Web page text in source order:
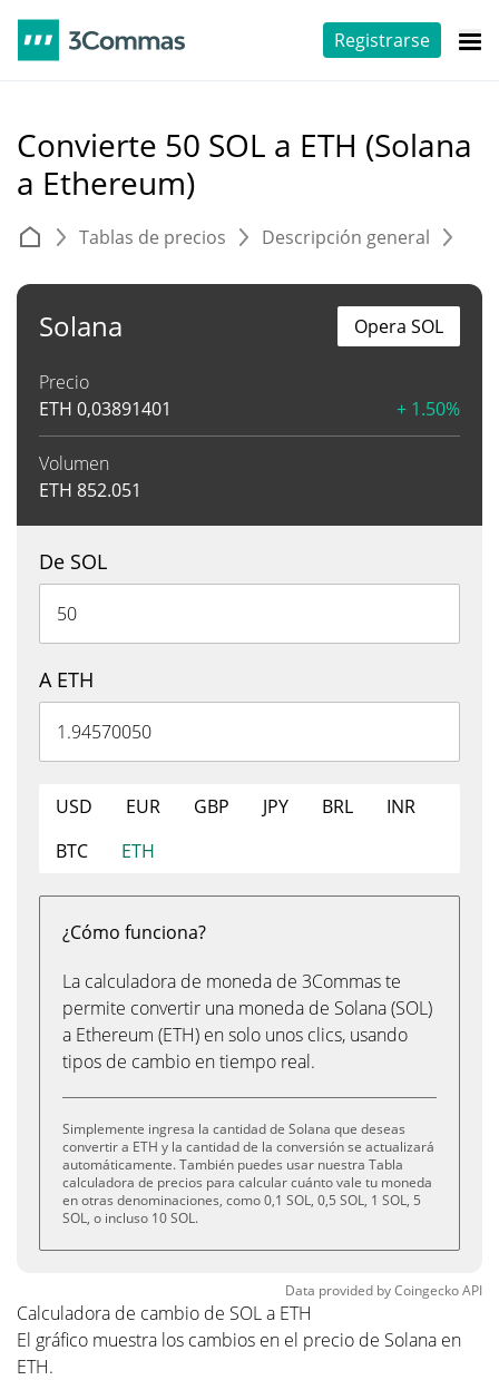
Registrarse
Convierte 50 SOL a ETH (Solana
a Ethereum)
Tablas de precios Descripción general
Solana
Precio
ETH 0,03891401 + 1.50%
Volumen
ETH 852.051
Opera SOL
De SOL
A ETH
USD EUR GBP JPY BRL
INR
BTC
ETH
¿Cómo funciona?
La calculadora de moneda de 3Commas te
permite convertir una moneda de Solana (SOL)
a Ethereum (ETH) en solo unos clics, usando
tipos de cambio en tiempo real.
Simplemente ingresa la cantidad de Solana que deseas
convertir a ETH y la cantidad de la conversión se actualizará
automáticamente. También puedes usar nuestra Tabla
calculadora de precios para calcular cuánto vale tu moneda
en otras denominaciones, como 0,1 SOL, 0,5 SOL, 1 SOL, 5
SOL, o incluso 10 SOL.
Data provided byCoingeckoAPI
Calculadora de cambio de SOL a ETH
El gráfico muestra los cambios en el precio de Solana en
ETH.